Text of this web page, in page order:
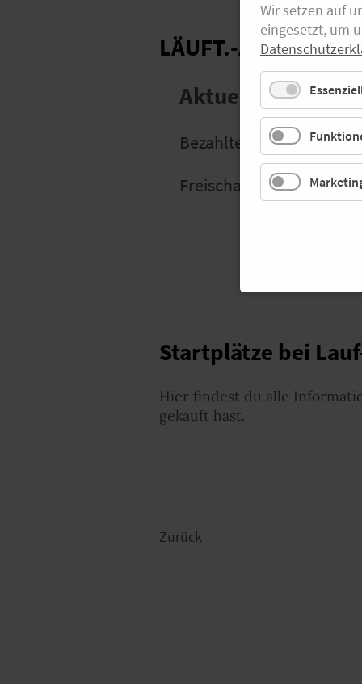
LÄUFT.-
Aktuelles
Bezahlter Abo-Zeitraum
Freischaltcode LÄUFT.-
Startplätze bei
Hier findest du alle
gekauft hast.
Zurück
Wir setzen auf
eingesetzt, um